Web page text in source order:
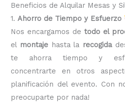
Beneficios de Alquilar Mesas y
1.Ahorro de Tiempo y Esfuerzo
Nos encargamos detodo el
el montaje hasta la recogida
te ahorra tiempo y
concentrarte en otros
planificación del evento. Con
preocuparte por nada!